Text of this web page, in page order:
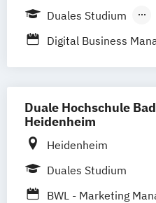
Online-Campus
Digitalisierung
Bad Mergentheim
Ravensburg
Horb am Neckar
Duales Studium
Berufsbegleitendes
Digital Business
Duale Hochschule
Heidenheim
Heidenheim
Duales Studium
BWL - Marketing